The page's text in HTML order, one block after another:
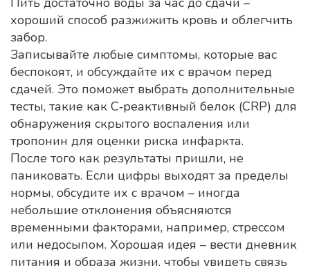
хороший способ разжижить кровь и облегчить
забор.
Записывайте любые симптомы, которые вас
беспокоят, и обсуждайте их с врачом перед
сдачей. Это поможет выбрать дополнительные
тесты, такие как С‑реактивный белок (CRP) для
обнаружения скрытого воспаления или
тропонин для оценки риска инфаркта.
После того как результаты пришли, не
паниковать. Если цифры выходят за пределы
нормы, обсудите их с врачом – иногда
небольшие отклонения объясняются
временными факторами, например, стрессом
или недосыпом. Хорошая идея – вести дневник
питания и образа жизни, чтобы увидеть связь